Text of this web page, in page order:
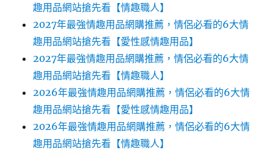
趣用品網站搶先看【情趣職人】
2027年最強情趣用品網購推薦，情侶必看的6大情
趣用品網站搶先看【愛性感情趣用品】
2027年最強情趣用品網購推薦，情侶必看的6大情
趣用品網站搶先看【情趣職人】
2026年最強情趣用品網購推薦，情侶必看的6大情
趣用品網站搶先看【愛性感情趣用品】
2026年最強情趣用品網購推薦，情侶必看的6大情
趣用品網站搶先看【情趣職人】